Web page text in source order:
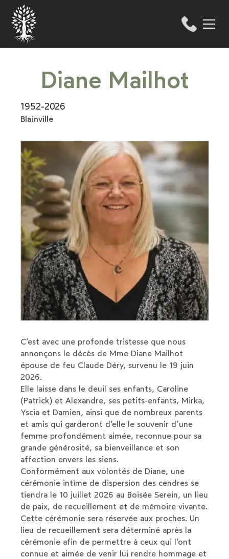
Diane Mailhot
1952-2026
Blainville
C’est avec une profonde tristesse que nous
annonçons le décès de Mme Diane Mailhot
épouse de feu Claude Déry, survenu le 19 juin
2026.
Elle laisse dans le deuil ses enfants, Caroline
(Patrick) et Alexandre, ses petits-enfants, Mirka,
Yscia et Damien, ainsi que de nombreux parents
et amis qui garderont d’elle le souvenir d’une
femme profondément aimée, reconnue pour sa
grande générosité, sa bienveillance et son
affection envers les siens.
Conformément aux volontés de Diane, une
cérémonie intime de dispersion des cendres se
tiendra le 10 juillet 2026 au Boisée Serein, un lieu
de paix, de recueillement et de mémoire vivante.
Cette cérémonie sera réservée aux proches. Un
lieu de recueillement sera déterminé après la
cérémonie afin de permettre à ceux qui l’ont
connue et aimée de venir lui rendre hommage et